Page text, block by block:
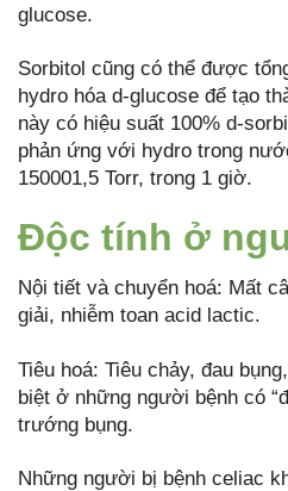
glucose.
Sorbitol cũng có thể được
hydro hóa d-glucose để tạo
này có hiệu suất 100% d-
phản ứng với hydro trong
150001,5 Torr, trong 1 giờ.
Độc tính ở
Nội tiết và chuyển hoá: Mất
giải, nhiễm toan acid lactic.
Tiêu hoá: Tiêu chảy, đau
biệt ở những người bệnh có
trướng bụng.
Những người bị bệnh celiac